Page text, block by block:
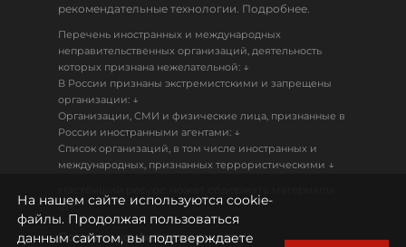
рекомендательные технологии. Подробнее.
Перечень иностранных и международных
неправительственных организаций, деятельность
которых признана нежелательной: ↓
В России признаны экстремистскими и запрещены
организации: ↓
Организации, СМИ и физические лица, признанные в
России иностранными агентами: ↓
Список организаций, в том числе иностранных и
международных, признанных террористическими ↓
18+
Политика конфиденциальности
На нашем сайте используются cookie-
файлы. Продолжая пользоваться
данным сайтом, вы подтверждаете